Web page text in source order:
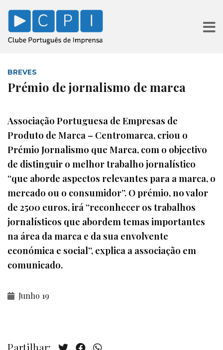
BREVES
Prémio de jornalismo de marca
Associação Portuguesa de Empresas de
Produto de Marca – Centromarca, criou o
Prémio Jornalismo que Marca, com o objectivo
de distinguir o melhor trabalho jornalístico
“que aborde aspectos relevantes para a marca, o
mercado ou o consumidor”. O prémio, no valor
de 2500 euros, irá “reconhecer os trabalhos
jornalísticos que abordem temas importantes
na área da marca e da sua envolvente
económica e social”, explica a associação em
comunicado.
Junho 19
Partilhar: